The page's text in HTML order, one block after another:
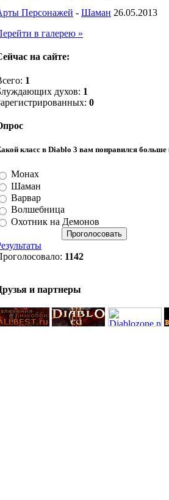
Персонажей - Шаман 26.05.2013
в галерею »
на сайте:
1
духов: 1
0
класс в Diablo 3 вам понравился больше
Монах
Шаман
Варвар
Волшебница
Охотник на Демонов
1142
и партнеры